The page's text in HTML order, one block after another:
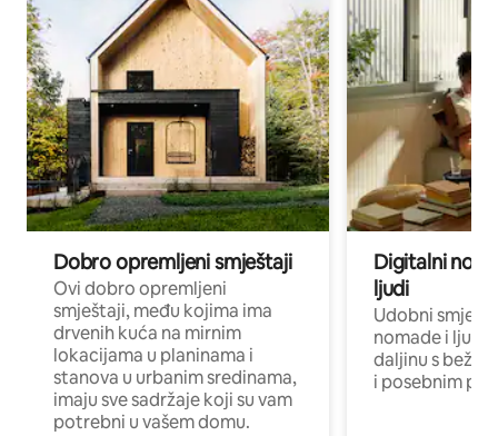
Dobro opremljeni smještaji
Ovi dobro opremljeni
smještaji, među kojima ima
drvenih kuća na mirnim
lokacijama u planinama i
stanova u urbanim sredinama,
imaju sve sadržaje koji su vam
potrebni u vašem domu.
Digitalni
ljudi
Udobni
nomade i ljude
daljinu s
i posebnim